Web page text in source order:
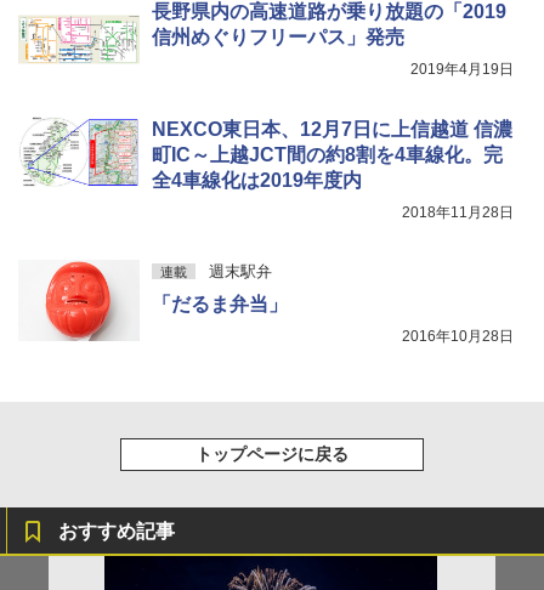
[キャンパーズコレクション 山善] 傘みたいに
広げるだけ パッとサッとテント キューブワ
イド ブラックコーティング フルクローズ メ
ッシュ 4人用 簡単設置 ポップアップテント P
￥-
秒）射程5～10m 安全ロック搭載 携帯収納袋
付き ヒグマ・イノシシ対策 自治体・教育機
関の購入実績 登山・キャンプ・アウトドア・
防災用品 長期保存可能 緊急時用 日本国内発
￥3,680
長野県内の高速道路が乗り放題の「2019
信州めぐりフリーパス」発売
2019年4月19日
NEXCO東日本、12月7日に上信越道 信濃
町IC～上越JCT間の約8割を4車線化。完
全4車線化は2019年度内
2018年11月28日
連載 週末駅弁
「だるま弁当」
2016年10月28日
トップページに戻る
おすすめ記事